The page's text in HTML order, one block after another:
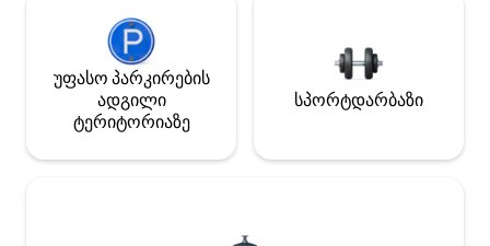
უფასო პარკირების
ადგილი
ტერიტორიაზე
სპორტდარბაზი